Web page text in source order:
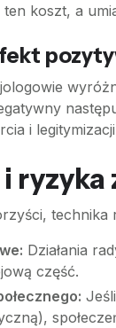
ten koszt, a
i
ryzyka
technika
Działania
część.